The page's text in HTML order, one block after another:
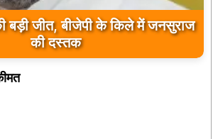
बड़ी जीत, बीजेपी के किले में जनसुराज
की दस्तक